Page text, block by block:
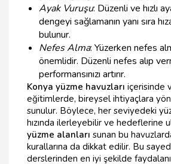
Ayak Vuruşu: Düzenli ve hızlı
dengeyi sağlamanın yanı sıra
bulunur.
Nefes Alma: Yüzerken nefes
önemlidir. Düzenli nefes alıp
performansınızı artırır.
Konya yüzme havuzları içerisinde
eğitimlerde, bireysel ihtiyaçlara
sunulur. Böylece, her seviyedeki
hızında ilerleyebilir ve hedeflerine
yüzme alanları sunan bu
kurallarına da dikkat edilir. Bu
derslerinden en iyi şekilde